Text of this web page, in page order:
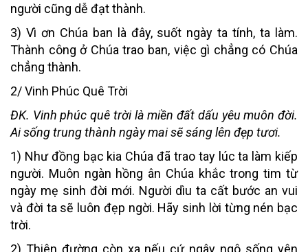
người cũng dễ đạt thành.
3) Vì ơn Chúa ban là đây, suốt ngày ta tính, ta làm.
Thành công ở Chúa trao ban, việc gì chẳng có Chúa
chẳng thành.
2/ Vinh Phúc Quê Trời
ĐK. Vinh phúc quê trời là miền đất dấu yêu muôn đời.
Ai sống trung thành ngày mai sẽ sáng lên đẹp tươi.
1) Như đồng bạc kia Chúa đã trao tay lúc ta làm kiếp
người. Muôn ngàn hồng ân Chúa khắc trong tim từ
ngày mẹ sinh đời mới. Người dìu ta cất bước an vui
và đời ta sẽ luôn đẹp ngời. Hãy sinh lời từng nén bạc
trời.
2) Thiên đường còn xa nếu cứ ngây ngô sống yên